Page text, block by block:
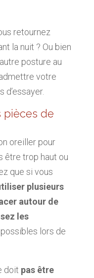
retournez
la nuit ? Ou bien
posture au
votre
pièces de
oreiller pour
être trop haut ou
que si vous
plusieurs
autour de
les
possibles lors de
doit pas être